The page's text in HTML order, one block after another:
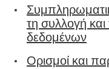
τη συλλογή
δεδομένων
Ορισμοί και